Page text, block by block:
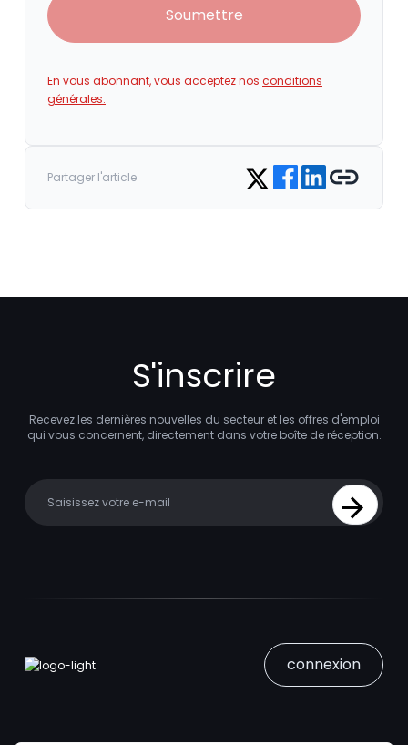
Soumettre
En vous abonnant, vous acceptez nos conditions
générales.
Partager l'article Share on Twitter
Share on Facebook
Share on LinkedIn
Copy link
S'inscrire
Recevez les dernières nouvelles du secteur et les offres d'emploi
qui vous concernent, directement dans votre boîte de réception.
Sign Up
connexion